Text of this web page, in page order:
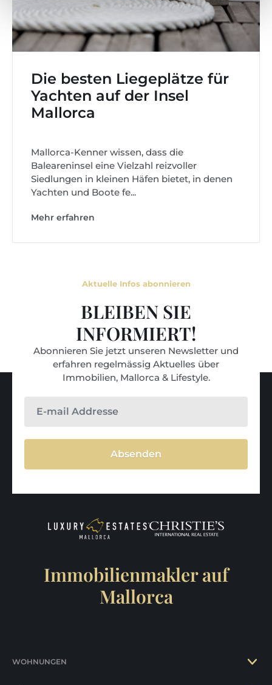
Die besten Liegeplätze für
Yachten auf der Insel
Mallorca
Mallorca-Kenner wissen, dass die
Baleareninsel eine Vielzahl reizvoller
Siedlungen in kleinen Häfen bietet, in denen
Yachten und Boote fe...
Mehr erfahren
Aktuelle Infos abonnieren
BLEIBEN SIE
INFORMIERT!
Abonnieren Sie jetzt unseren Newsletter und
erfahren regelmässig Aktuelles über
Immobilien, Mallorca & Lifestyle.
Absenden
Immobilienmakler auf
Mallorca
WOHNUNGEN